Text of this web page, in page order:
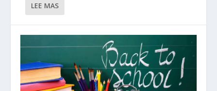
LEE MAS